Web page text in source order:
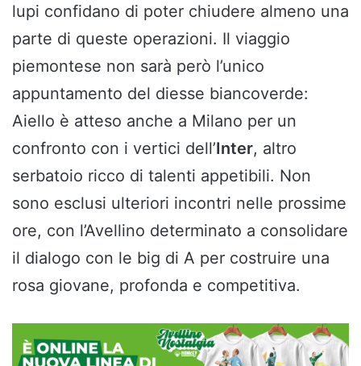
lupi confidano di poter chiudere almeno una
parte di queste operazioni. Il viaggio
piemontese non sarà però l’unico
appuntamento del diesse biancoverde:
Aiello è atteso anche a Milano per un
confronto con i vertici dell’Inter, altro
serbatoio ricco di talenti appetibili. Non
sono esclusi ulteriori incontri nelle prossime
ore, con l’Avellino determinato a consolidare
il dialogo con le big di A per costruire una
rosa giovane, profonda e competitiva.